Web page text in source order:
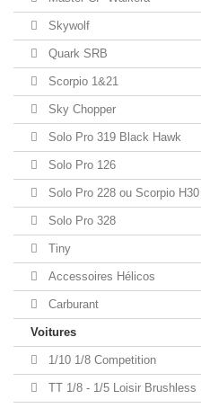
Skywolf
Quark SRB
Scorpio 1&21
Sky Chopper
Solo Pro 319 Black Hawk
Solo Pro 126
Solo Pro 228 ou Scorpio H30
Solo Pro 328
Tiny
Accessoires Hélicos
Carburant
Voitures
1/10 1/8 Competition
TT 1/8 - 1/5 Loisir Brushless